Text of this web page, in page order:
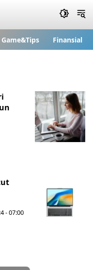
Game&Tips Finansial
- 07:00